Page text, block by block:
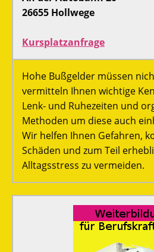
26655 Hollwege
Kursplatzanfrage
Hohe Bußgelder müssen
vermitteln Ihnen wichtige
Lenk- und Ruhezeiten und
Methoden um diese auch
Wir helfen Ihnen Gefahren,
Schäden und zum Teil
Alltagsstress zu vermeiden.